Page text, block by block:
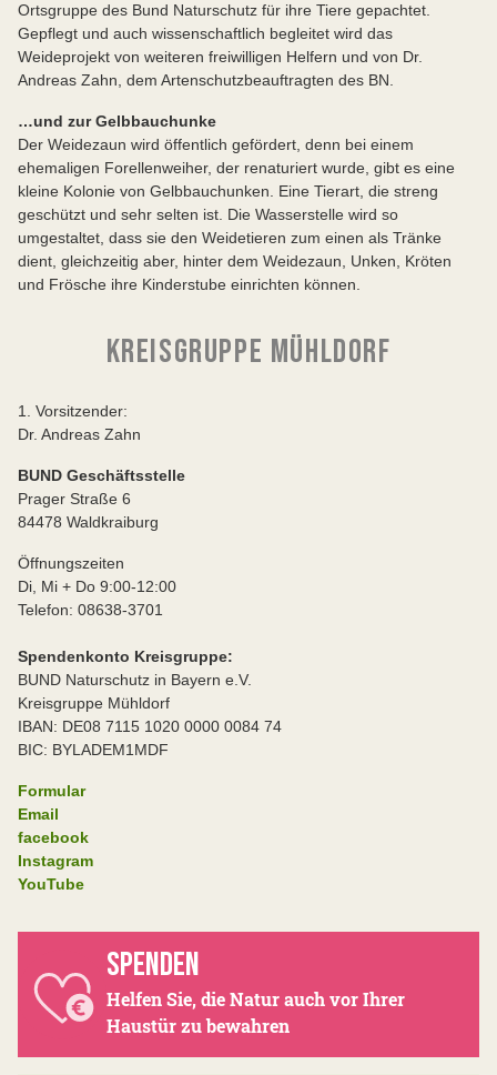
Ortsgruppe des Bund Naturschutz für ihre Tiere gepachtet.
Gepflegt und auch wissenschaftlich begleitet wird das
Weideprojekt von weiteren freiwilligen Helfern und von Dr.
Andreas Zahn, dem Artenschutzbeauftragten des BN.
…und zur Gelbbauchunke
Der Weidezaun wird öffentlich gefördert, denn bei einem
ehemaligen Forellenweiher, der renaturiert wurde, gibt es eine
kleine Kolonie von Gelbbauchunken. Eine Tierart, die streng
geschützt und sehr selten ist. Die Wasserstelle wird so
umgestaltet, dass sie den Weidetieren zum einen als Tränke
dient, gleichzeitig aber, hinter dem Weidezaun, Unken, Kröten
und Frösche ihre Kinderstube einrichten können.
KREISGRUPPE MÜHLDORF
1. Vorsitzender:
Dr. Andreas Zahn
BUND Geschäftsstelle
Prager Straße 6
84478 Waldkraiburg
Öffnungszeiten
Di, Mi + Do 9:00-12:00
Telefon: 08638-3701
Spendenkonto Kreisgruppe:
BUND Naturschutz in Bayern e.V.
Kreisgruppe Mühldorf
IBAN: DE08 7115 1020 0000 0084 74
BIC: BYLADEM1MDF
Formular
Email
facebook
Instagram
YouTube
SPENDEN
Helfen Sie, die Natur auch vor Ihrer
Haustür zu bewahren